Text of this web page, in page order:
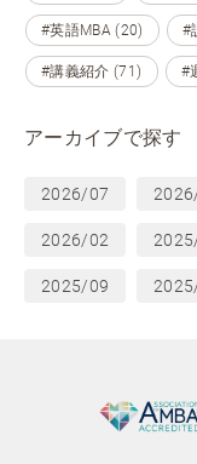
#英語MBA (20) #
#講義紹介 (71) #
アーカイブで探す
2026/07
2026/02
2025/09